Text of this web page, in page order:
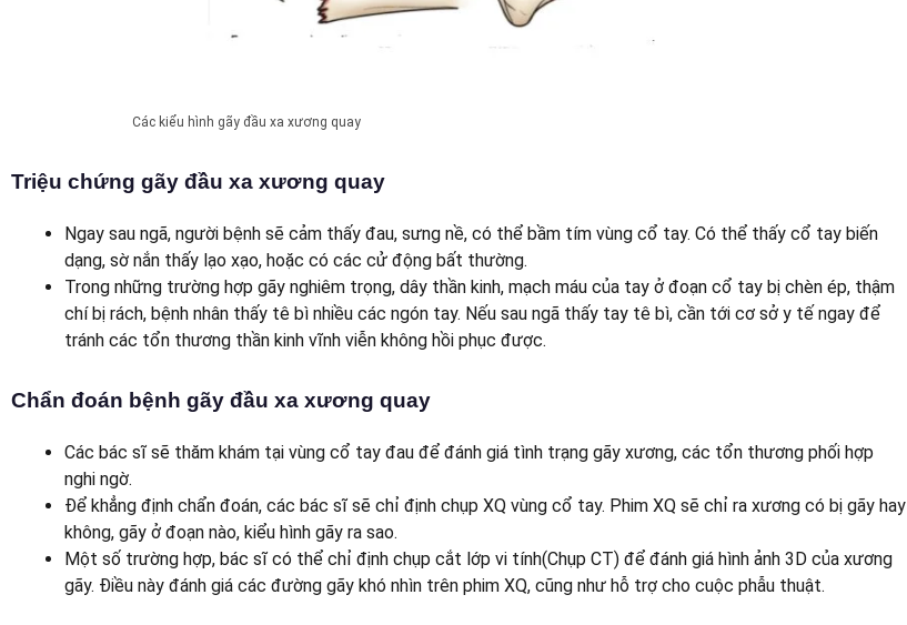
Các kiểu hình gãy đầu xa xương quay
Triệu chứng gãy đầu xa xương quay
Ngay sau ngã, người bệnh sẽ cảm thấy đau, sưng nề, có thể bầm tím vùng cổ tay. Có thể thấy cổ tay biến
dạng, sờ nắn thấy lạo xạo, hoặc có các cử động bất thường.
Trong những trường hợp gãy nghiêm trọng, dây thần kinh, mạch máu của tay ở đoạn cổ tay bị chèn ép, thậm
chí bị rách, bệnh nhân thấy tê bì nhiều các ngón tay. Nếu sau ngã thấy tay tê bì, cần tới cơ sở y tế ngay để
tránh các tổn thương thần kinh vĩnh viễn không hồi phục được.
Chẩn đoán bệnh gãy đầu xa xương quay
Các bác sĩ sẽ thăm khám tại vùng cổ tay đau để đánh giá tình trạng gãy xương, các tổn thương phối hợp
nghi ngờ.
Để khẳng định chẩn đoán, các bác sĩ sẽ chỉ định chụp XQ vùng cổ tay. Phim XQ sẽ chỉ ra xương có bị gãy hay
không, gãy ở đoạn nào, kiểu hình gãy ra sao.
Một số trường hợp, bác sĩ có thể chỉ định chụp cắt lớp vi tính(Chụp CT) để đánh giá hình ảnh 3D của xương
gãy. Điều này đánh giá các đường gãy khó nhìn trên phim XQ, cũng như hỗ trợ cho cuộc phẫu thuật.